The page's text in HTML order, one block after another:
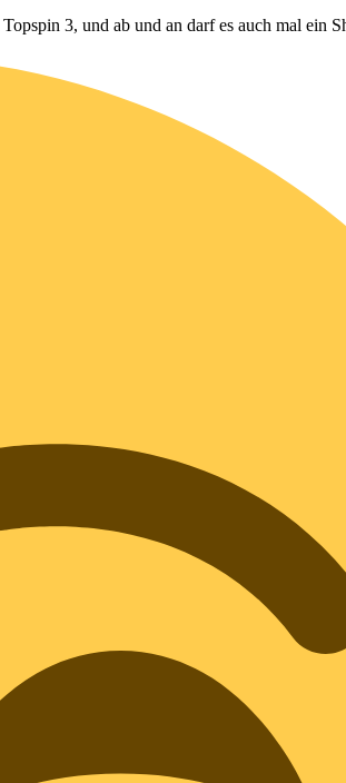
3, und ab und an darf es auch mal ein